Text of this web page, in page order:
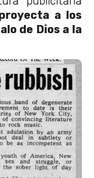
a los
de Dios a la